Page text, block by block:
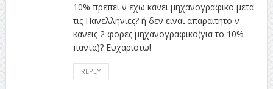
10% πρεπει ν εχω κανει μηχανογραφικο μετα
τις Πανελληνιες? ή δεν ειναι απαραιτητο ν
κανεις 2 φορες μηχανογραφικο(για το 10%
παντα)? Ευχαριστω!
REPLY